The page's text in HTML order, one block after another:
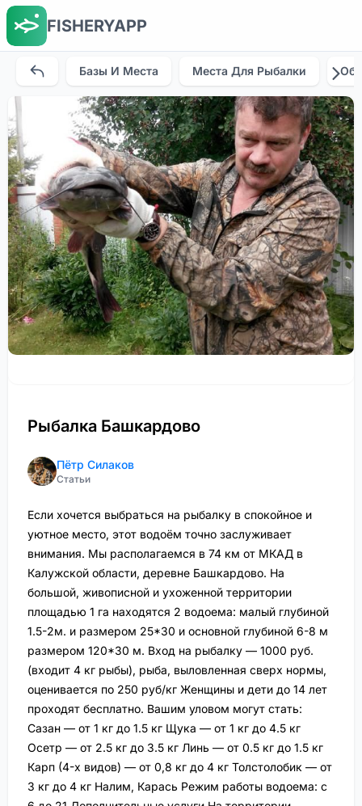
FISHERYAPP
Базы И Места Места Для Рыбалки
Рыбалка Башкардово
Пётр Силаков
Статьи
Если хочется выбраться на рыбалку в спокойное и
уютное место, этот водоём точно заслуживает
внимания. Мы располагаемся в 74 км от МКАД в
Калужской области, деревне Башкардово. На
большой, живописной и ухоженной территории
площадью 1 га находятся 2 водоема: малый глубиной
1.5-2м. и размером 25*30 и основной глубиной 6-8 м
размером 120*30 м. Вход на рыбалку — 1000 руб.
(входит 4 кг рыбы), рыба, выловленная сверх нормы,
оценивается по 250 руб/кг Женщины и дети до 14 лет
проходят бесплатно. Вашим уловом могут стать:
Сазан — от 1 кг до 1.5 кг Щука — от 1 кг до 4.5 кг
Осетр — от 2.5 кг до 3.5 кг Линь — от 0.5 кг до 1.5 кг
Карп (4-х видов) — от 0,8 кг до 4 кг Толстолобик — от
3 кг до 4 кг Налим, Карась Режим работы водоема: с